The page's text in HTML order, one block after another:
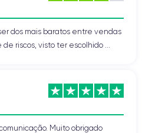
dos mais baratos entre vendas
riscos, visto ter escolhido ...
Muito obrigado